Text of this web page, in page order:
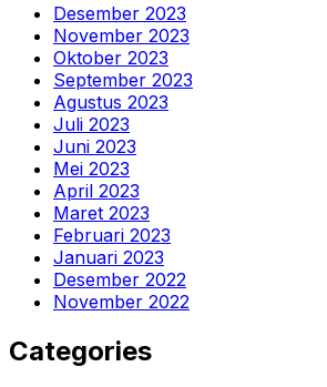
Desember 2023
November 2023
Oktober 2023
September 2023
Agustus 2023
Juli 2023
Juni 2023
Mei 2023
April 2023
Maret 2023
Februari 2023
Januari 2023
Desember 2022
November 2022
Categories